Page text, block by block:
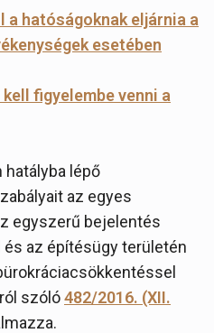
a hatóságoknak eljárnia a
esetében
figyelembe venni a
hatályba lépő
az egyes
egyszerű bejelentés
az építésügy területén
szóló482/2016. (XII.